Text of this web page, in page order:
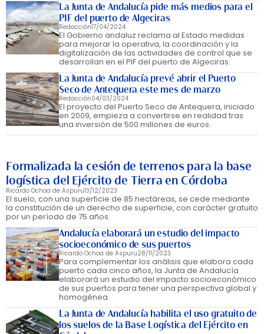
La Junta de Andalucía pide más medios para el
PIF del puerto de Algeciras
Redacción17/04/2024
El Gobierno andaluz reclama al Estado medidas
para mejorar la operativa, la coordinación y la
digitalización de las actividades de control que se
desarrollan en el PIF del puerto de Algeciras.
La Junta de Andalucía prevé abrir el Puerto
Seco de Antequera este mes de marzo
Redacción04/03/2024
El proyecto del Puerto Seco de Antequera, iniciado
en 2009, empieza a convertirse en realidad tras
una inversión de 500 millones de euros.
Formalizada la cesión de terrenos para la base
logística del Ejército de Tierra en Córdoba
Ricardo Ochoa de Aspuru13/12/2023
El suelo, con una superficie de 85 hectáreas, se cede mediante
la constitución de un derecho de superficie, con carácter gratuito
por un período de 75 años.
Andalucía elaborará un estudio del impacto
socioeconómico de sus puertos
Ricardo Ochoa de Aspuru28/11/2023
Para complementar los análisis que elabora cada
puerto cada cinco años, la Junta de Andalucía
elaborará un estudio del impacto socioeconómico
de sus puertos para tener una perspectiva global y
homogénea.
La Junta de Andalucía habilita el uso gratuito de
los suelos de la Base Logística del Ejército en